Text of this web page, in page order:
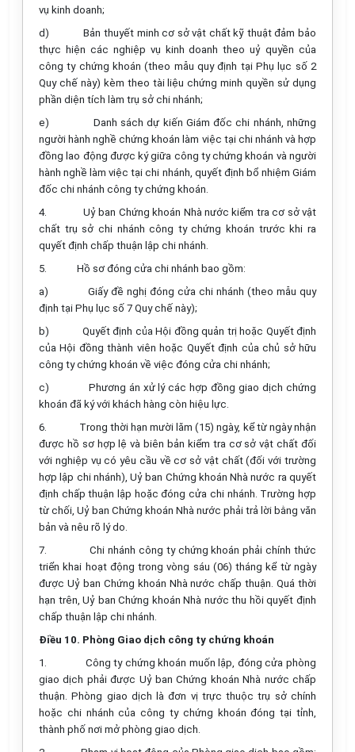
vụ kinh doanh;
d)
Bản thuyết minh cơ sở vật chất kỹ thuật đảm bảo
thực hiện các nghiệp vụ kinh doanh theo uỷ quyền của
công ty chứng khoán (theo mẫu quy định tại Phụ lục số 2
Quy chế này) kèm theo tài liệu chứng minh quyền sử dụng
phần diện tích làm trụ sở chi nhánh;
e)
Danh sách dự kiến Giám đốc chi nhánh, những
người hành nghề chứng khoán làm việc tại chi nhánh và hợp
đồng lao động được ký giữa công ty chứng khoán và người
hành nghề làm việc tại chi nhánh, quyết định bổ nhiệm Giám
đốc chi nhánh công ty chứng khoán.
4.
Uỷ ban Chứng khoán Nhà nước kiểm tra cơ sở vật
chất trụ sở chi nhánh công ty chứng khoán trước khi ra
quyết định chấp thuận lập chi nhánh.
5.
Hồ sơ đóng cửa chi nhánh bao gồm:
a)
Giấy đề nghị đóng cửa chi nhánh (theo mẫu quy
định tại Phụ lục số 7 Quy chế này);
b)
Quyết định của Hội đồng quản trị hoặc Quyết định
của Hội đồng thành viên hoặc Quyết định của chủ sở hữu
công ty chứng khoán về việc đóng cửa chi nhánh;
c)
Phương án xử lý các hợp đồng giao dịch chứng
khoán đã ký với khách hàng còn hiệu lực.
6.
Trong thời hạn mười lăm (15) ngày, kể từ ngày nhận
được hồ sơ hợp lệ và biên bản kiểm tra cơ sở vật chất đối
với nghiệp vụ có yêu cầu về cơ sở vật chất (đối với trường
hợp lập chi nhánh), Uỷ ban Chứng khoán Nhà nước ra quyết
định chấp thuận lập hoặc đóng cửa chi nhánh. Trường hợp
từ chối, Uỷ ban Chứng khoán Nhà nước phải trả lời bằng văn
bản và nêu rõ lý do.
7.
Chi nhánh công ty chứng khoán phải chính thức
triển khai hoạt động trong vòng sáu (06) tháng kể từ ngày
được Uỷ ban Chứng khoán Nhà nước chấp thuận. Quá thời
hạn trên, Uỷ ban Chứng khoán Nhà nước thu hồi quyết định
chấp thuận lập chi nhánh.
Điều 10. Phòng Giao dịch công ty chứng khoán
1.
Công ty chứng khoán muốn lập, đóng cửa phòng
giao dịch phải được Uỷ ban Chứng khoán Nhà nước chấp
thuận. Phòng giao dịch là đơn vị trực thuộc trụ sở chính
hoặc chi nhánh của công ty chứng khoán đóng tại tỉnh,
thành phố nơi mở phòng giao dịch.